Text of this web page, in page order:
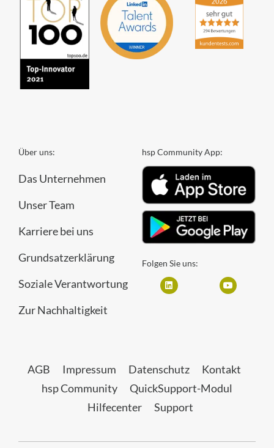
Über uns:
Das Unternehmen
Unser Team
Karriere bei uns
Grundsatzerklärung
Soziale Verantwortung
Zur Nachhaltigkeit
hsp Community App:
Folgen Sie uns:
AGB Impressum Datenschutz
Kontakt
hsp Community
QuickSupport-Modul
Hilfecenter
Support